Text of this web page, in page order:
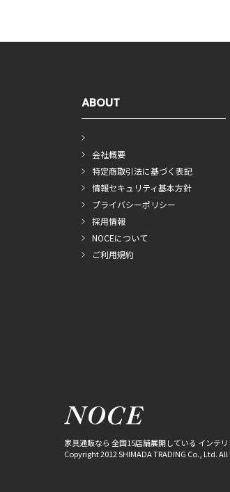
ABOUT
会社概要
特定商取引法に基づく表記
情報セキュリティ基本方針
プライバシーポリシー
採用情報
NOCEについて
ご利用規約
家具通販なら 全国15店舗展開している インテ
Copyright 2012 SHIMADA TRADING Co., Ltd.